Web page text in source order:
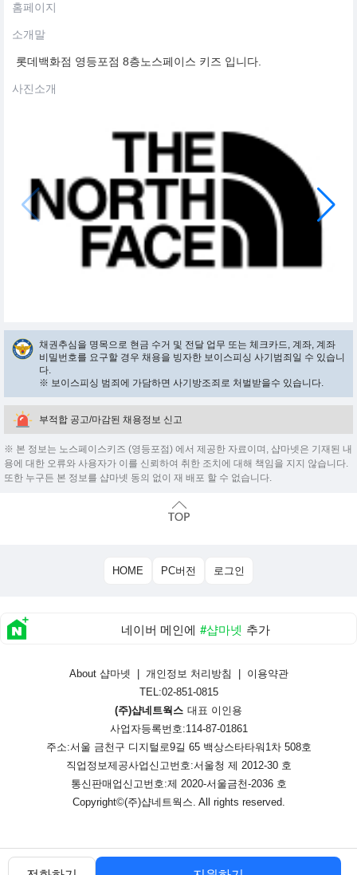
홈페이지
소개말
롯데백화점 영등포점 8층노스페이스 키즈 입니다.
사진소개
채권추심을 명목으로 현금 수거 및 전달 업무 또는 체크카드, 계좌, 계좌
비밀번호를 요구할 경우 채용을 빙자한 보이스피싱 사기범죄일 수 있습니
다.
※ 보이스피싱 범죄에 가담하면 사기방조죄로 처벌받을수 있습니다.
부적합 공고/마감된 채용정보 신고
※ 본 정보는 노스페이스키즈 (영등포점) 에서 제공한 자료이며, 샵마넷은 기재된 내
용에 대한 오류와 사용자가 이를 신뢰하여 취한 조치에 대해 책임을 지지 않습니다.
또한 누구든 본 정보를 샵마넷 동의 없이 재 배포 할 수 없습니다.
HOME PC버전 로그인
네이버 메인에 #샵마넷 추가
About 샵마넷 개인정보 처리방침
이용약관
TEL:02-851-0815
(주)샵네트웍스 대표 이인용
사업자등록번호:114-87-01861
주소:서울 금천구 디지털로9길 65 백상스타타워1차 508호
직업정보제공사업신고번호:서울청 제 2012-30 호
통신판매업신고번호:제 2020-서울금천-2036 호
Copyright©(주)샵네트웍스. All rights reserved.